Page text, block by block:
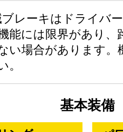
レーキはドライバ
能には限界があり、
い場合があります。
。
基本装備